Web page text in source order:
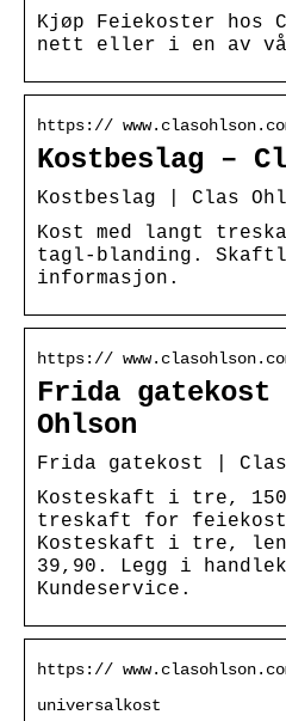
Kjøp Feiekoster hos
nett eller i en av
https://
Kostbeslag –
Kostbeslag | Clas
Kost med langt
tagl-blanding.
informasjon.
https://
Frida gatekost
Ohlson
Frida gatekost | Clas
Kosteskaft i tre, 150
treskaft for
Kosteskaft i tre,
39,90. Legg i
Kundeservice.
https://
universalkost